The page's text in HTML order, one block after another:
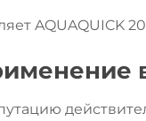
AQUAQUICK